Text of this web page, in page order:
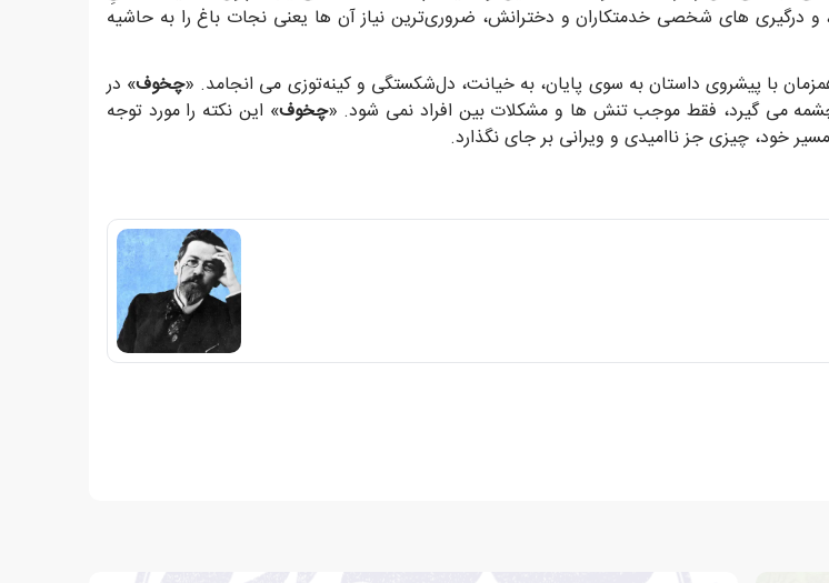
و درگیری های شخصی خدمتکاران و دخترانش، ضروری‌ترین نیاز آن ها یعنی نجات باغ را به حاشیه
با پیشروی داستان به سوی پایان، به خیانت، دل‌شکستگی و کینه‌توزی می انجامد. «چخوف» در
می گیرد، فقط موجب تنش ها و مشکلات بین افراد نمی شود. «چخوف» این نکته را مورد توجه
خود، چیزی جز ناامیدی و ویرانی بر جای نگذارد.